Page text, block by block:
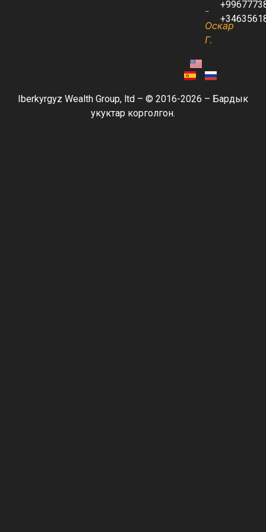
-
Оскар
Г.
Iberkyrgyz Wealth Group, ltd – © 2016-2026 – Бардык
укуктар корголгон.